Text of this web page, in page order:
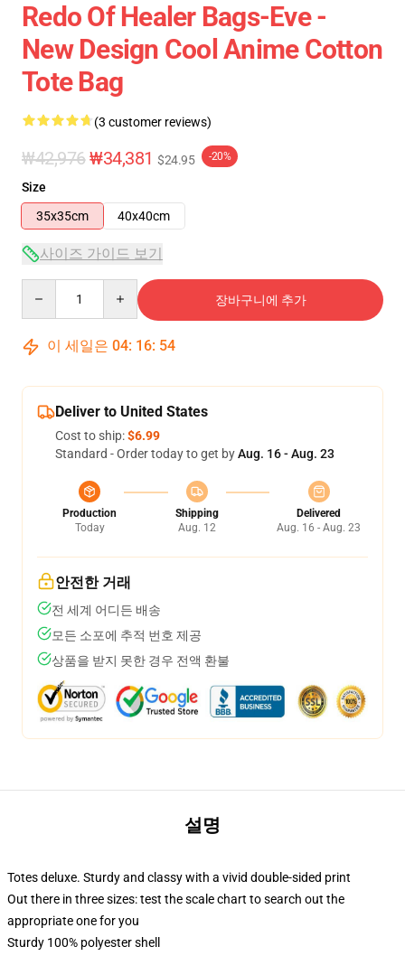
Redo Of Healer Bags-Eve -
New Design Cool Anime Cotton
Tote Bag
(3 customer reviews)
₩42,976₩34,381 $24.95 -20%
Size
35x35cm
40x40cm
사이즈 가이드 보기
장바구니에 추가
이 세일은 04: 16: 53
Deliver to United States
Cost to ship:$6.99
Standard - Order today to get byAug. 16 - Aug. 23
Production
Today
Shipping
Aug. 12
Delivered
Aug. 16 - Aug. 23
안전한 거래
전 세계 어디든 배송
모든 소포에 추적 번호 제공
상품을 받지 못한 경우 전액 환불
설명
Totes deluxe. Sturdy and classy with a vivid double-sided print
Out there in three sizes: test the scale chart to search out the
appropriate one for you
Sturdy 100% polyester shell